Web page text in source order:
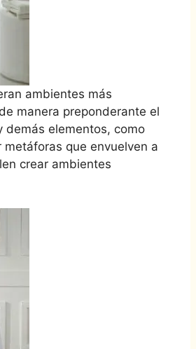
ambientes más
manera preponderante el
demás elementos, como
que envuelven a
crear ambientes